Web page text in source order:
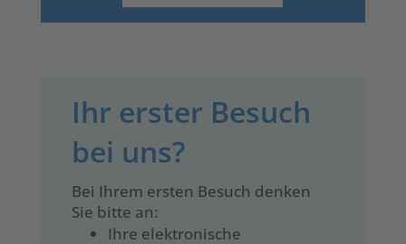
Ihr erster Besuch
bei uns?
Bei Ihrem ersten Besuch denken
Sie bitte an:
Ihre elektronische